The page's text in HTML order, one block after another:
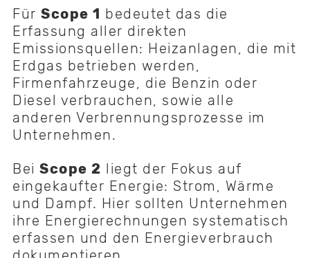
Für Scope 1 bedeutet das die
Erfassung aller direkten
Emissionsquellen: Heizanlagen, die mit
Erdgas betrieben werden,
Firmenfahrzeuge, die Benzin oder
Diesel verbrauchen, sowie alle
anderen Verbrennungsprozesse im
Unternehmen.
Bei Scope 2 liegt der Fokus auf
eingekaufter Energie: Strom, Wärme
und Dampf. Hier sollten Unternehmen
ihre Energierechnungen systematisch
erfassen und den Energieverbrauch